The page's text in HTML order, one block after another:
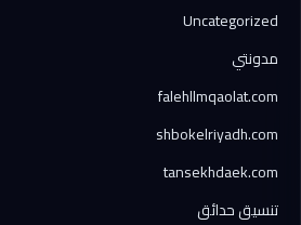
Uncategorized
مدونتي
falehllmqaolat.com
shbokelriyadh.com
tansekhdaek.com
تنسيق حدائق